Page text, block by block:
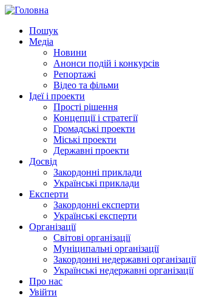
Пошук
Медіа
Новини
Анонси подій і конкурсів
Репортажі
Відео та фільми
Ідеї і проекти
Прості рішення
Концепції і стратегії
Громадські проекти
Міські проекти
Державні проекти
Досвід
Закордонні приклади
Українські приклади
Експерти
Закордонні експерти
Українські експерти
Організації
Світові організації
Муніципальні організації
Закордонні недержавні організації
Українські недержавні організації
Про нас
Увійти